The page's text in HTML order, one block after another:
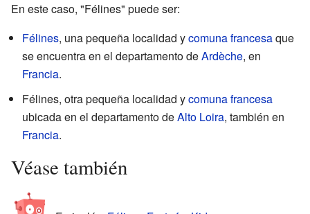
En este caso, "Félines" puede ser:
Félines, una pequeña localidad ycomuna francesaque
se encuentra en el departamento deArdèche, en
Francia.
Félines, otra pequeña localidad ycomuna francesa
ubicada en el departamento deAlto Loira, también en
Francia.
Véase también